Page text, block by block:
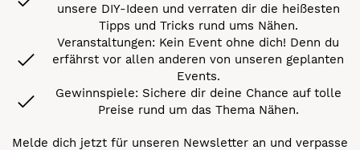
unsere DIY-Ideen und verraten dir die heißesten
Tipps und Tricks rund ums Nähen.
Veranstaltungen: Kein Event ohne dich! Denn du
erfährst vor allen anderen von unseren geplanten
Events.
Gewinnspiele: Sichere dir deine Chance auf tolle
Preise rund um das Thema Nähen.
Melde dich jetzt für unseren Newsletter an und verpasse